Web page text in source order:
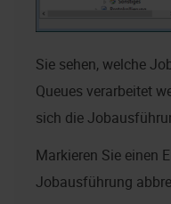
Sie sehen, welche
Queues verarbeitet
sich die
Markieren Sie einen
Jobausführung